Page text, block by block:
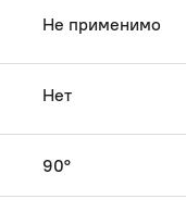
Не применимо
Нет
90°